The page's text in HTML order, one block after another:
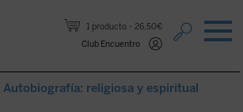
1 producto
26,50€
Club Encuentro
Autobiografía: religiosa y espiritual